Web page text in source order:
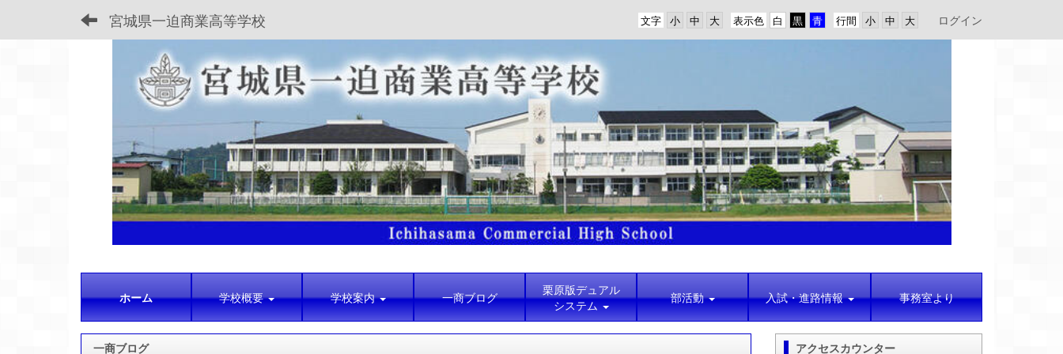
宮城県一迫商業高等学校 行間
表示色
文字 ログイン
ホーム 学校概要 学校案内 一商ブログ
栗原版デュアル
システム
部活動 入試・進路情報 事務室より
一商ブログ アクセスカウンター